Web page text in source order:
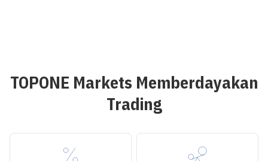
TOPONE Markets Memberdayakan
Trading